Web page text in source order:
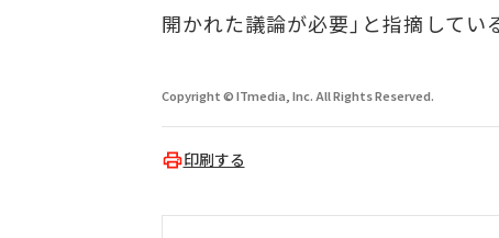
開かれた議論が必要」と指摘してい
Copyright © ITmedia, Inc. All Rights Reserved.
印刷する